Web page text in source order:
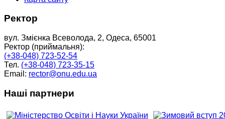
Ректор
вул. Змієнка Всеволода, 2, Одеса, 65001
Ректор (приймальня):
(+38-048) 723-52-54
Тел. (+38-048) 723-35-15
Email: rector@onu.edu.ua
Наші партнери